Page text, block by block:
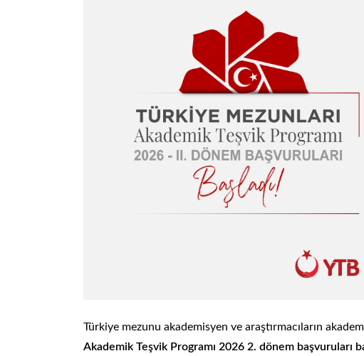
Türkiye mezunu akademisyen ve araştırmacıların
Akademik Teşvik Programı 2026 2. dönem başvuruları